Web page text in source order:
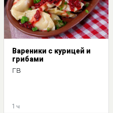
Вареники с курицей и
грибами
ГВ
1 ч